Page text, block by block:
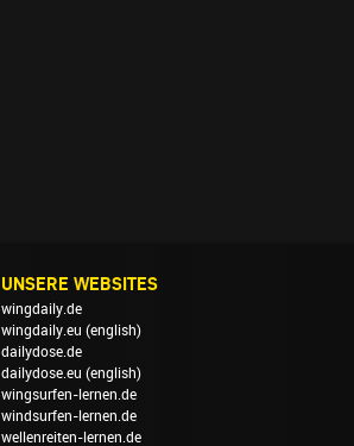
UNSERE WEBSITES
wingdaily.de
wingdaily.eu (english)
dailydose.de
dailydose.eu (english)
wingsurfen-lernen.de
windsurfen-lernen.de
wellenreiten-lernen.de